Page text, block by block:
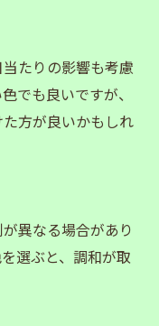
たりの影響も考慮
でも良いですが、
方が良いかもしれ
異なる場合があり
選ぶと、調和が取